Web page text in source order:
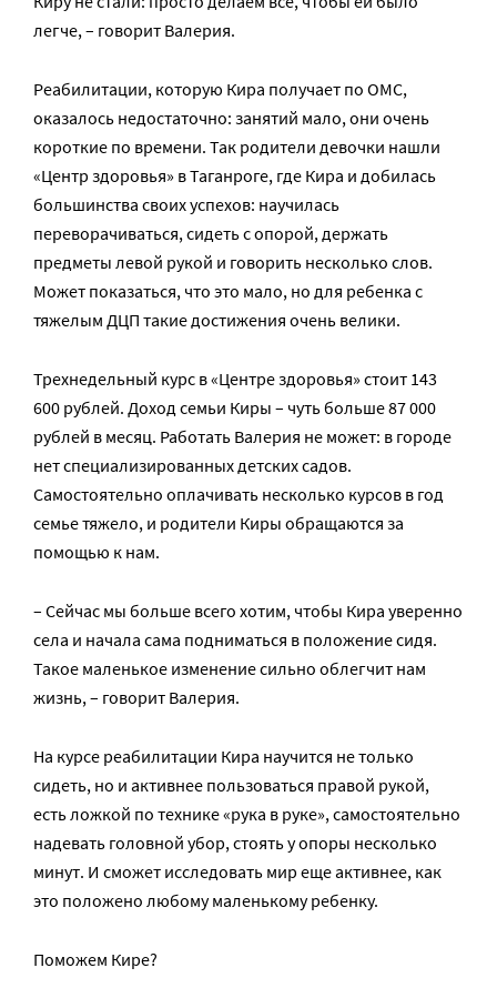
легче, – говорит Валерия.
Реабилитации, которую Кира получает по ОМС,
оказалось недостаточно: занятий мало, они очень
короткие по времени. Так родители девочки нашли
«Центр здоровья» в Таганроге, где Кира и добилась
большинства своих успехов: научилась
переворачиваться, сидеть с опорой, держать
предметы левой рукой и говорить несколько слов.
Может показаться, что это мало, но для ребенка с
тяжелым ДЦП такие достижения очень велики.
Трехнедельный курс в «Центре здоровья» стоит 143
600 рублей. Доход семьи Киры – чуть больше 87 000
рублей в месяц. Работать Валерия не может: в городе
нет специализированных детских садов.
Самостоятельно оплачивать несколько курсов в год
семье тяжело, и родители Киры обращаются за
помощью к нам.
– Сейчас мы больше всего хотим, чтобы Кира уверенно
села и начала сама подниматься в положение сидя.
Такое маленькое изменение сильно облегчит нам
жизнь, – говорит Валерия.
На курсе реабилитации Кира научится не только
сидеть, но и активнее пользоваться правой рукой,
есть ложкой по технике «рука в руке», самостоятельно
надевать головной убор, стоять у опоры несколько
минут. И сможет исследовать мир еще активнее, как
это положено любому маленькому ребенку.
Поможем Кире?